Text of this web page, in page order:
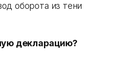
оборота из тени
декларацию?